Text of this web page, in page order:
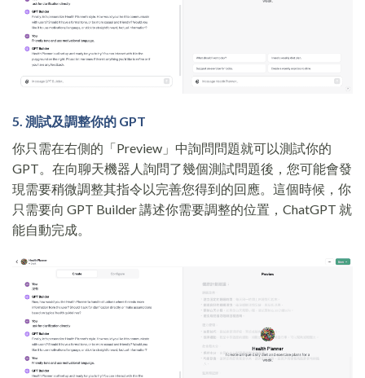
5. 測試及調整你的 GPT
你只需在右側的「Preview」中詢問問題就可以測試你的
GPT。在向聊天機器人詢問了幾個測試問題後，您可能會發
現需要稍微調整其指令以完善您得到的回應。這個時候，你
只需要向 GPT Builder 講述你需要調整的位置，ChatGPT 就
能自動完成。